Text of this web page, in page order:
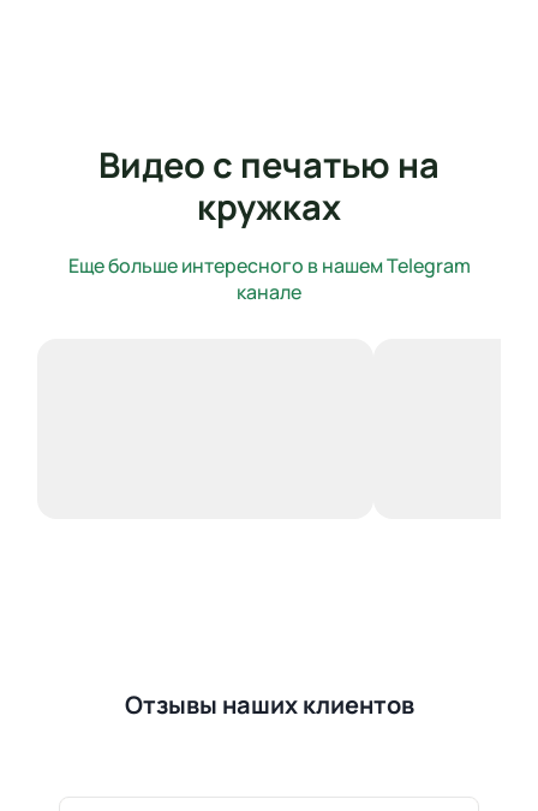
Видео с печатью на
кружках
Еще больше интересного в нашем Telegram
канале
Отзывы наших клиентов